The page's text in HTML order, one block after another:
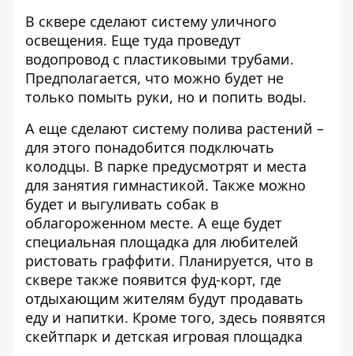
В сквере сделают систему уличного
освещения. Еще туда проведут
водопровод с пластиковыми трубами.
Предполагается, что можно будет не
только помыть руки, но и попить воды.
А еще сделают систему полива растений –
для этого понадобится подключать
колодцы. В парке предусмотрят и места
для занятия гимнастикой. Также можно
будет и выгуливать собак в
облагороженном месте. А еще будет
специальная площадка для любителей
ристовать граффити. Планируется, что в
сквере также появится фуд-корт, где
отдыхающим жителям будут продавать
еду и напитки. Кроме того, здесь появятся
скейтпарк и детская игровая площадка